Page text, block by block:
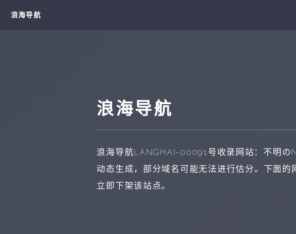
浪海导航
浪海导航
浪海导航LANGHAI-00091号收录网站： 不明の
动态生成，部分域名可能无法进行估分。下面
立即下架该站点。